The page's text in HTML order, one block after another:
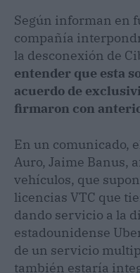
Según informan en
compañía
la desconexión de
entender que esta
acuerdo de
firmaron con
En un comunicado,
Auro, Jaime Banus,
vehículos, que
licencias VTC que
dando servicio a la
estadounidense
de un servicio
también estaría